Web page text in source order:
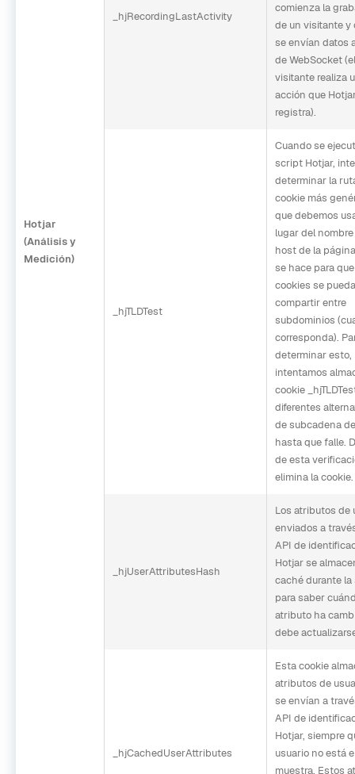
Hotjar
(Análisis y
Medición)
_hjRecordingLastActivity
comienza la
de un visitante y
se envían datos
de WebSocket (el
visitante realiza
acción que
registra).
_hjTLDTest
Cuando se
script Hotjar,
determinar la
cookie más
que debemos
lugar del
host de la
se hace para
cookies se
compartir entre
subdominios
corresponda).
determinar esto,
intentamos
cookie
diferentes
de subcadena
hasta que falle.
de esta
elimina la cookie.
_hjUserAttributesHash
Los atributos de
enviados a
API de
Hotjar se
caché durante la
para saber
atributo ha
debe
_hjCachedUserAttributes
Esta cookie
atributos de
se envían a
API de
Hotjar, siempre
usuario no está
muestra. Estos